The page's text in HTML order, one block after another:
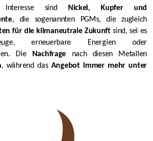
Interesse sind Nickel, Kupfer und
, die sogenannten PGMs, die zugleich
für die klimaneutrale Zukunftsind, sei es
erneuerbare Energien oder
Die Nachfrage nach diesen Metallen
, während das Angebot immer mehr unter